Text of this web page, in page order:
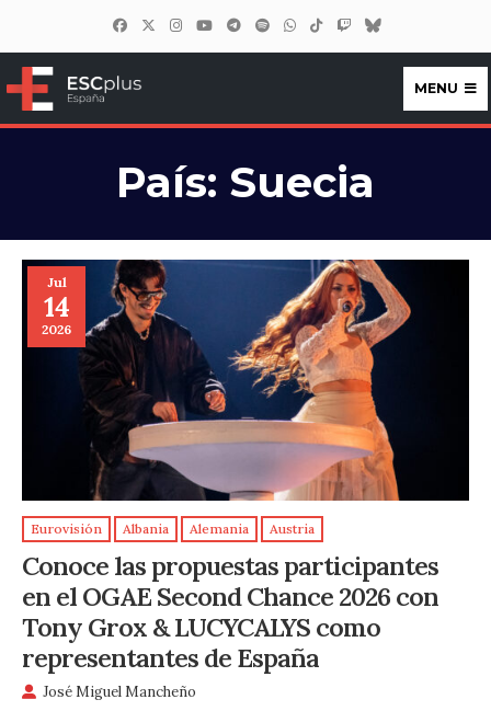
ESCplus España
MENU
País: Suecia
Jul
14
2026
Eurovisión Albania Alemania Austria
Conoce las propuestas participantes
en el OGAE Second Chance 2026 con
Tony Grox & LUCYCALYS como
representantes de España
José Miguel Mancheño